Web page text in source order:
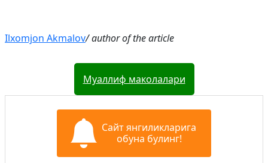
Ilxomjon Akmalov/ author of the article
Муаллиф маколалари
Сайт янгиликларига
обуна булинг!